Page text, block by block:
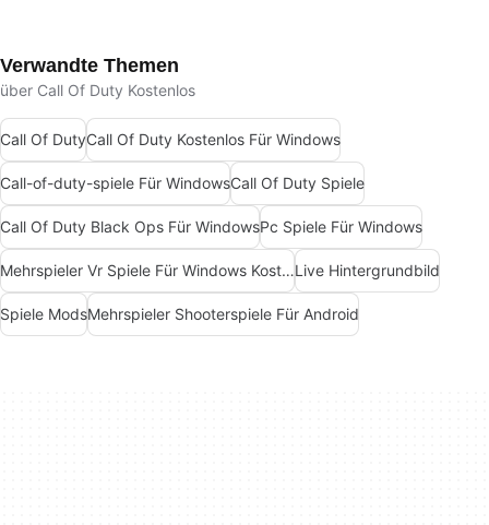
Verwandte Themen
über Call Of Duty Kostenlos
Call Of DutyCall Of Duty Kostenlos Für Windows
Call-of-duty-spiele Für WindowsCall Of Duty Spiele
Call Of Duty Black Ops Für WindowsPc Spiele Für Windows
Mehrspieler Vr Spiele Für Windows KostenlosLive Hintergrundbild
Spiele ModsMehrspieler Shooterspiele Für Android